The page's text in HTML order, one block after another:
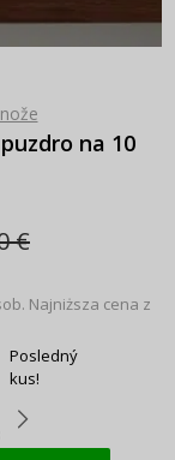
na 10
€
Najniższa cena z
Posledný
kus!